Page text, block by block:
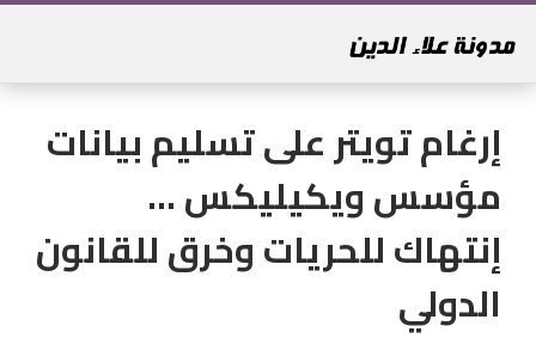
إرغام تويتر على تسليم بيانات
مؤسس ويكيليكس ...
إنتهاك للحريات وخرق للقانون
الدولي